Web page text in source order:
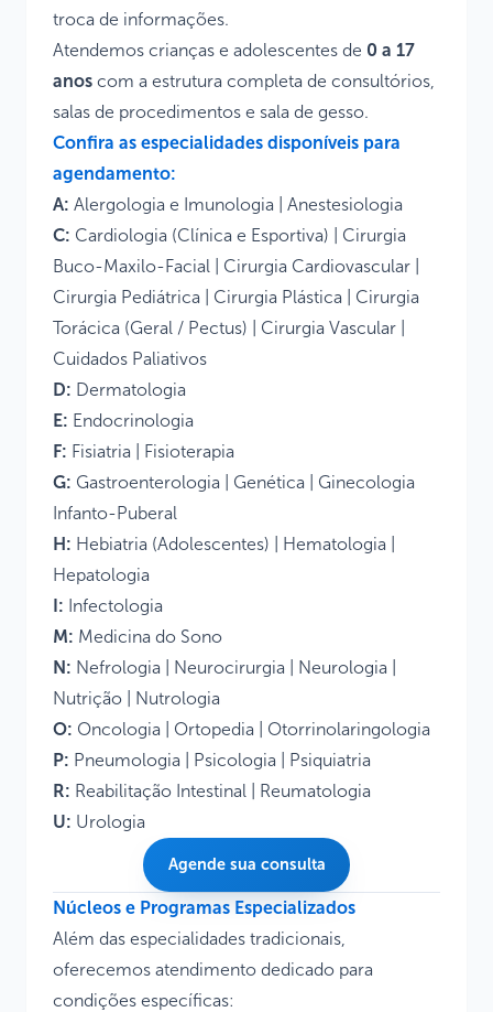
troca de informações.
Atendemos crianças e adolescentes de 0 a 17
anos com a estrutura completa de consultórios,
salas de procedimentos e sala de gesso.
Confira as especialidades disponíveis para
agendamento:
A: Alergologia e Imunologia
Anestesiologia
C: Cardiologia (Clínica e Esportiva) | Cirurgia
Buco-Maxilo-Facial
Cirurgia Cardiovascular
Cirurgia Pediátrica
Cirurgia Plástica | Cirurgia
Torácica (Geral / Pectus) | Cirurgia Vascular |
Cuidados Paliativos
D: Dermatologia
E: Endocrinologia
F: Fisiatria
Fisioterapia
G: Gastroenterologia Genética
Ginecologia
Infanto-Puberal
H: Hebiatria (Adolescentes) | Hematologia
Hepatologia
I: Infectologia
M: Medicina do Sono
N: Nefrologia Neurocirurgia Neurologia
Nutrição
Nutrologia
O: Oncologia Ortopedia
Otorrinolaringologia
P: Pneumologia Psicologia
Psiquiatria
R: Reabilitação Intestinal
Reumatologia
U: Urologia
Agende sua consulta
Núcleos e Programas Especializados
Além das especialidades tradicionais,
oferecemos atendimento dedicado para
condições específicas: